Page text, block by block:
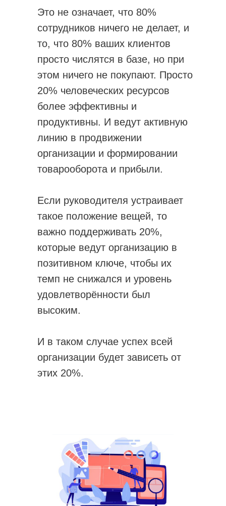
Это не означает, что 80%
сотрудников ничего не делает, и
то, что 80% ваших клиентов
просто числятся в базе, но при
этом ничего не покупают. Просто
20% человеческих ресурсов
более эффективны и
продуктивны. И ведут активную
линию в продвижении
организации и формировании
товарооборота и прибыли.
Если руководителя устраивает
такое положение вещей, то
важно поддерживать 20%,
которые ведут организацию в
позитивном ключе, чтобы их
темп не снижался и уровень
удовлетворённости был
высоким.
И в таком случае успех всей
организации будет зависеть от
этих 20%.